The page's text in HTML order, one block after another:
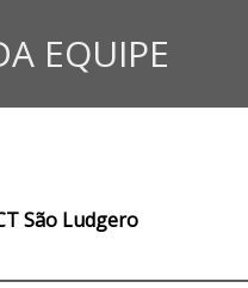
EQUIPE
São Ludgero